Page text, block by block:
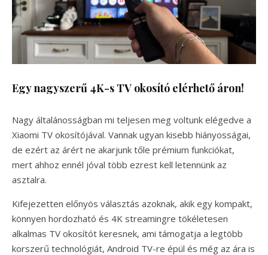
Egy nagyszerű 4K-s TV okosító elérhető áron!
Nagy általánosságban mi teljesen meg voltunk elégedve a
Xiaomi TV okosítójával. Vannak ugyan kisebb hiányosságai,
de ezért az árért ne akarjunk tőle prémium funkciókat,
mert ahhoz ennél jóval több ezrest kell letennünk az
asztalra.
Kifejezetten előnyös választás azoknak, akik egy kompakt,
könnyen hordozható és 4K streamingre tökéletesen
alkalmas TV okosítót keresnek, ami támogatja a legtöbb
korszerű technológiát, Android TV-re épül és még az ára is